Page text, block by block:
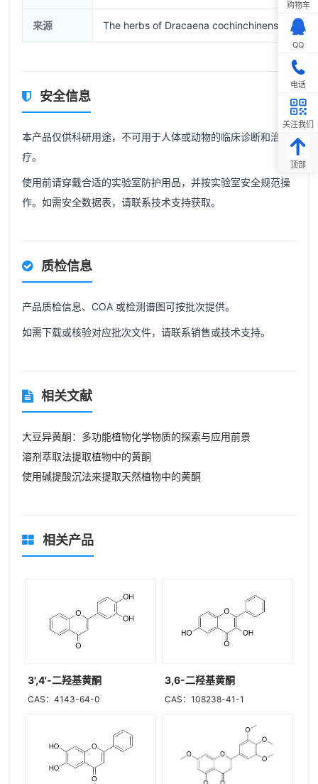
来源 The herbs of Dracaena cochinchinensis
安全信息
本产品仅供科研用途，不可用于人体或动物的临床诊断和治
疗。
使用前请穿戴合适的实验室防护用品，并按实验室安全规范操
作。如需安全数据表，请联系技术支持获取。
质检信息
产品质检信息、COA 或检测谱图可按批次提供。
如需下载或核验对应批次文件，请联系销售或技术支持。
相关文献
大豆异黄酮：多功能植物化学物质的探索与应用前景
溶剂萃取法提取植物中的黄酮
使用碱提酸沉法来提取天然植物中的黄酮
相关产品
3',4'-二羟基黄酮
CAS：4143-64-0
3,6-二羟基黄酮
CAS：108238-41-1
购物车
QQ
电话
关注我们
顶部